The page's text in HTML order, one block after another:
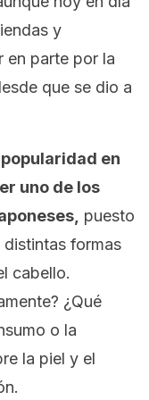
y
en parte por la
que se dio a
popularidad en
uno de los
puesto
distintas formas
cabello.
¿Qué
o la
la piel y el